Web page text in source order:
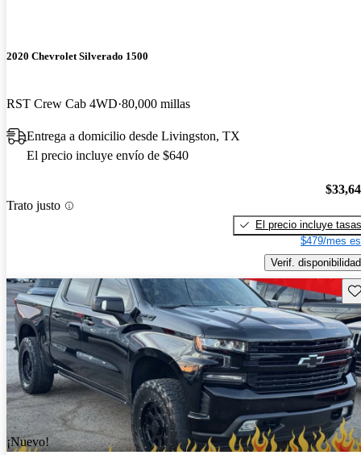
2020 Chevrolet Silverado 1500
RST Crew Cab 4WD 80,000 millas
Entrega a domicilio desde Livingston, TX
El precio incluye envío de $640
Trato justo
El precio incluye tasas
$479/mes
Verif. disponibilidad
¡Nuevo!